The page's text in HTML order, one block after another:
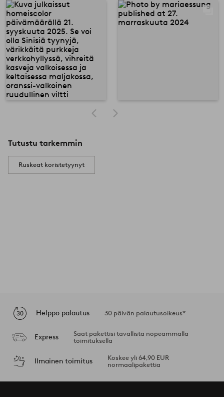
Tutustu tarkemmin
Ruskeat koristetyynyt
Helppo palautus 30 päivän palautusoikeus*
Express
Saat pakettisi tavallista nopeammalla
toimituksella
Ilmainen toimitus
Koskee yli 64,90 EUR
normaalipakettia